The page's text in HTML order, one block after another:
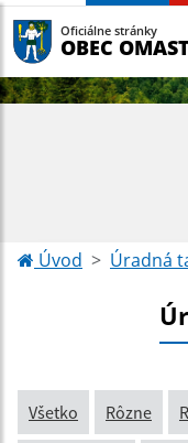
Oficiálne stránky
OBEC
Úvod Úradná
Všetko Rôzne